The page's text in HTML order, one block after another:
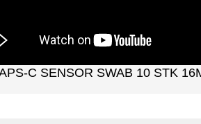
C SENSOR SWAB 10 STK